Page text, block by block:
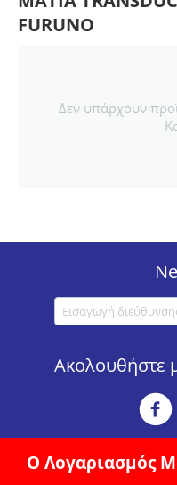
FURUNO
Δεν υπάρχουν
Ακολουθήστε
Ο Λογαριασμός